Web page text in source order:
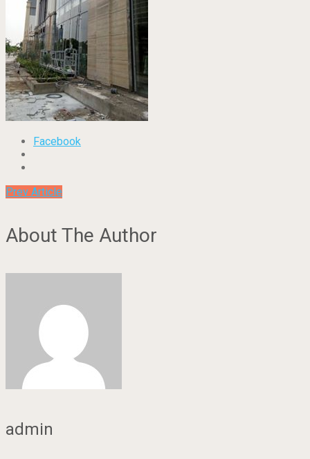
Facebook
Prev Article
About The Author
admin